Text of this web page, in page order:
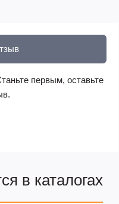
первым, оставьте
в каталогах